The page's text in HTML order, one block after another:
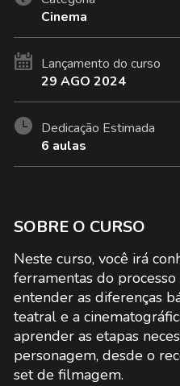
você
se
neste
curso.
Cinema
Lançamento do curso
29 AGO 2024
Dedicação Estimada
6 aulas
SOBRE O CURSO
Neste curso, você irá
ferramentas do
entender as diferenças
teatral e a
aprender as etapas
personagem, desde o
set de filmagem.